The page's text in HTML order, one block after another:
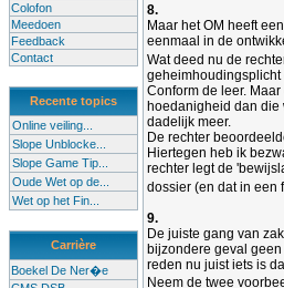
Colofon
Meedoen
Feedback
Contact
Recente topics
Online veiling...
Slope Unblocke...
Slope Game Tip...
Oude Wet op de...
Wet op het Fin...
Carrière
Boekel De Ner�e
8.
Maar het OM heeft
eenmaal in de
Wat deed nu de
geheimhoudingsplicht
Conform de leer.
hoedanigheid dan die
dadelijk meer.
De rechter
Hiertegen heb ik
rechter legt de
dossier (en dat in een
9.
De juiste gang van
bijzondere geval
reden nu juist iets is
Neem de twee